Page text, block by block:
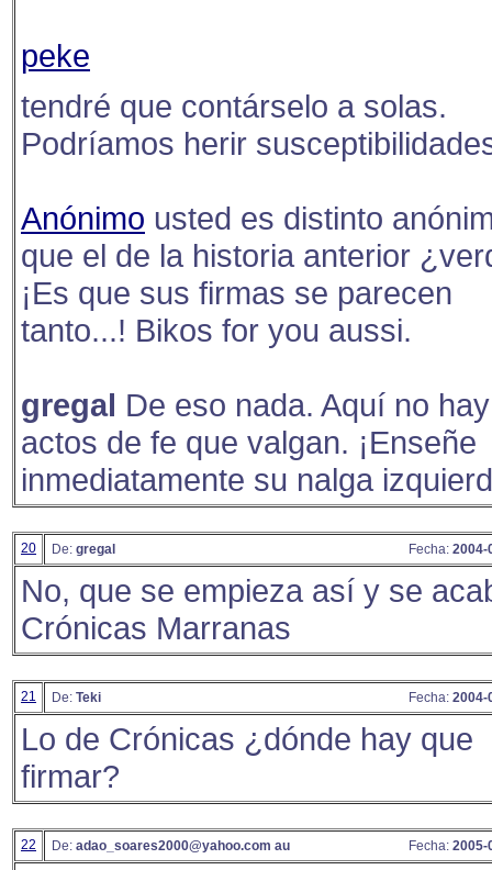
peke
tendré que contárselo a solas.
Podríamos herir
Anónimo usted es distinto
que el de la historia anterior
¡Es que sus firmas se parecen
tanto...! Bikos for you aussi.
gregal De eso nada. Aquí no hay
actos de fe que valgan. ¡Enseñe
inmediatamente su nalga
20 De: gregal Fecha: 2004-
No, que se empieza así y se
Crónicas Marranas
21 De: Teki Fecha: 2004-
Lo de Crónicas ¿dónde hay que
firmar?
22 De: adao_soares2000@yahoo.com au Fecha: 2005-